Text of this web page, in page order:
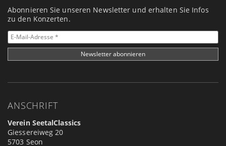
Abonnieren Sie unseren Newsletter und erhalten Sie Infos
zu den Konzerten.
ANSCHRIFT
Verein SeetalClassics
Giessereiweg 20
5703 Seon